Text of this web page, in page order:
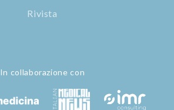
Rivista
In collaborazione con